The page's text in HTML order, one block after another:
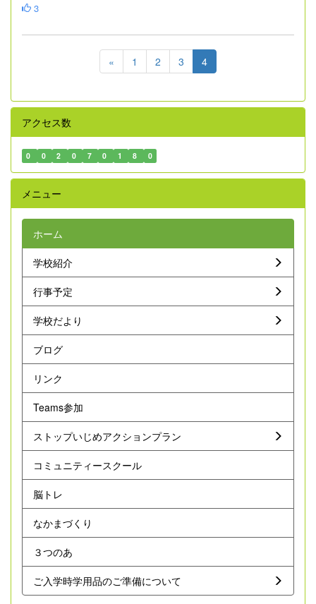
3
« 1 2 3 4
アクセス数
0 0 2 0 7 0 1 8 0
メニュー
ホーム
学校紹介
行事予定
学校だより
ブログ
リンク
Teams参加
ストップいじめアクションプラン
コミュニティースクール
脳トレ
なかまづくり
３つのあ
ご入学時学用品のご準備について